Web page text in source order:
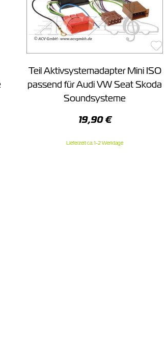
Teil Aktivsystemadapter Mini ISO
passend für Audi VW Seat Skoda
Soundsysteme
19,90 €
Lieferzeit ca. 1-2 Werktage